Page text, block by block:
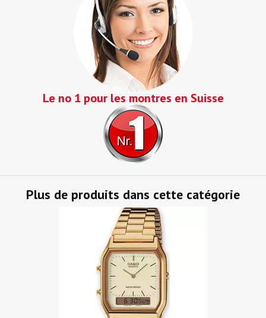
Le no 1 pour les montres en Suisse
Plus de produits dans cette catégorie